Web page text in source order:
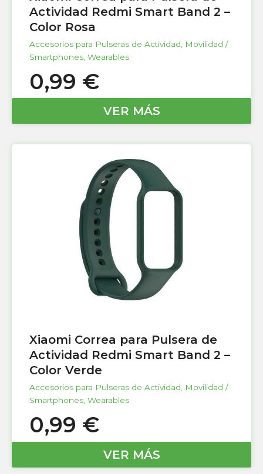
Actividad Redmi Smart Band 2 –
Color Rosa
Accesorios para Pulseras de Actividad
Movilidad /
Smartphones Wearables
0,99 €
VER MÁS
Xiaomi Correa para Pulsera de
Actividad Redmi Smart Band 2 –
Color Verde
Accesorios para Pulseras de Actividad, Movilidad /
Smartphones, Wearables
0,99 €
VER MÁS